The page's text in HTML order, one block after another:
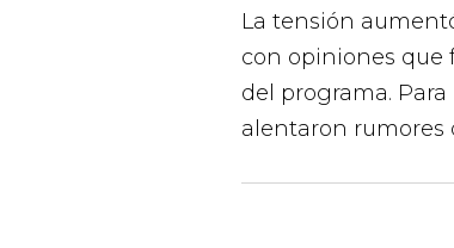
La tensión
con opiniones que
del programa.
alentaron rumores